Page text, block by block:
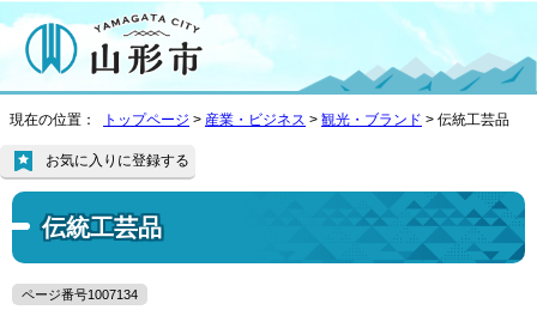
現在の位置： トップページ > 産業・ビジネス > 観光・ブランド > 伝統工芸品
伝統工芸品
お気に入りに登録する
ページ番号1007134